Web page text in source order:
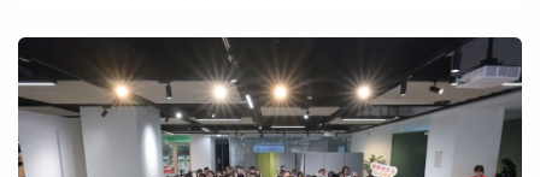
營養！ 灃食攜手米其林綠星「陽明春天」，舉辦今年暑
假唯一米其林綠星主廚兒童營隊 🔥🔥 🌟三日營隊五大亮
點🌟 ★飲食素養★發酵科學★蔬食健康★料理實作★品
牌創造 ✅職人實作力｜米其林綠星團隊授課...